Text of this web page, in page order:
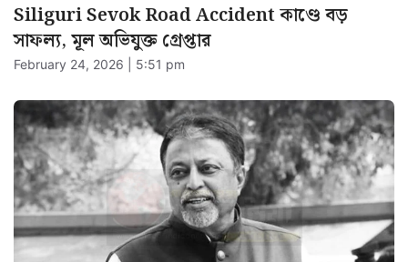
Siliguri Sevok Road Accident কাণ্ডে বড়
সাফল্য, মূল অভিযুক্ত গ্রেপ্তার
February 24, 2026 | 5:51 pm